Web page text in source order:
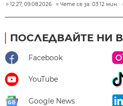
12:27, 09.08.2026 Чете се за: 03:12 мин.
ПОСЛЕДВАЙТЕ НИ В
Facebook
YouTube
Google News